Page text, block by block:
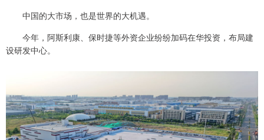
中国的大市场，也是世界的大机遇。
今年，阿斯利康、保时捷等外资企业纷纷加码在华投资，布局建
设研发中心。